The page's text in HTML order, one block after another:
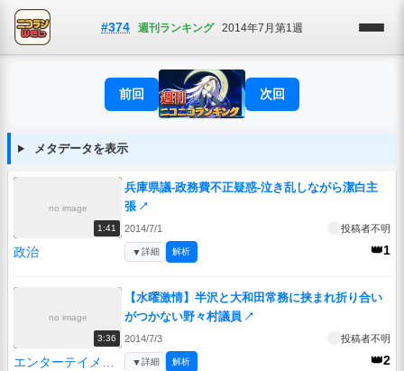
#374 週刊ランキング 2014年7月第1週
前回 次回
メタデータを表示
no image
1:41
兵庫県議-政務費不正疑惑-泣き乱しながら潔白主
張 ↗
2014/7/1 投稿者不明
政治 👑1
▼詳細 解析
no image
3:36
【水曜激情】半沢と大和田常務に挟まれ折り合い
がつかない野々村議員 ↗
2014/7/3 投稿者不明
👑2
▼詳細 解析